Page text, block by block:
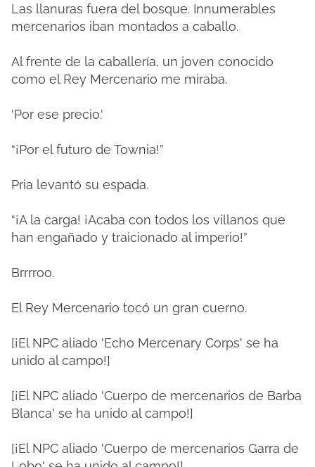
Las llanuras fuera del bosque. Innumerables
mercenarios iban montados a caballo.
Al frente de la caballería, un joven conocido
como el Rey Mercenario me miraba.
'Por ese precio.'
“¡Por ​​el futuro de Townia!”
Pria levantó su espada.
“¡A la carga! ¡Acaba con todos los villanos que
han engañado y traicionado al imperio!”
Brrrroo.
El Rey Mercenario tocó un gran cuerno.
[¡El NPC aliado 'Echo Mercenary Corps' se ha
unido al campo!]
[¡El NPC aliado 'Cuerpo de mercenarios de Barba
Blanca' se ha unido al campo!]
[¡El NPC aliado 'Cuerpo de mercenarios Garra de